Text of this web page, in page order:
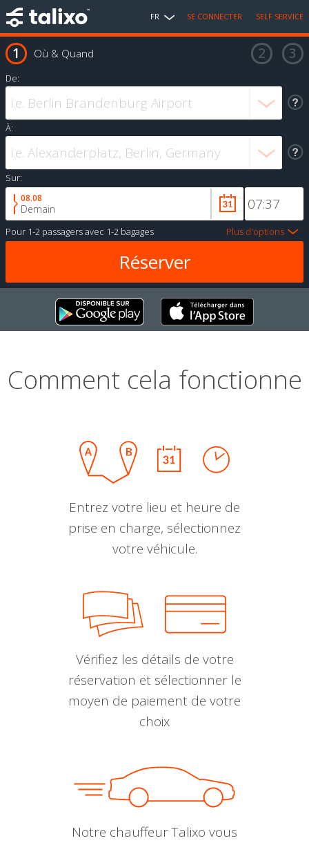
FR SE CONNECTER SELF SERVICE
Où & Quand
De:
À:
Sur:
08.08
Demain
Pour 1-2 passagersavec 1-2 bagages Plus d'options
Comment cela fonctionne
Entrez votre lieu et heure de
prise en charge, sélectionnez
votre véhicule.
Vérifiez les détails de votre
réservation et sélectionner le
moyen de paiement de votre
choix
Notre chauffeur Talixo vous